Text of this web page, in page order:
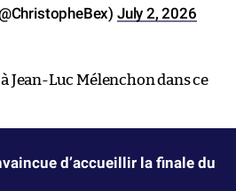
July 2, 2026
Jean-Luc Mélenchon dans ce
d’accueillir la finale du